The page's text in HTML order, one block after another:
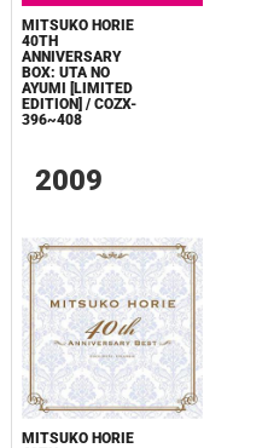
MITSUKO HORIE
40TH
ANNIVERSARY
BOX: UTA NO
AYUMI [LIMITED
EDITION] / COZX-
396~408
2009
MITSUKO HORIE